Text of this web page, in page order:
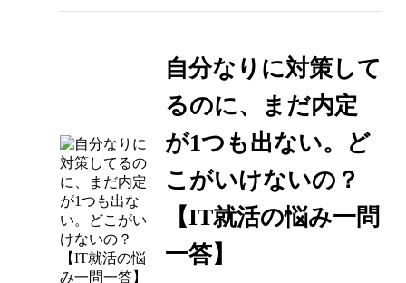
自分なりに対策して
るのに、まだ内定
が1つも出ない。ど
こがいけないの？
【IT就活の悩み一問
一答】